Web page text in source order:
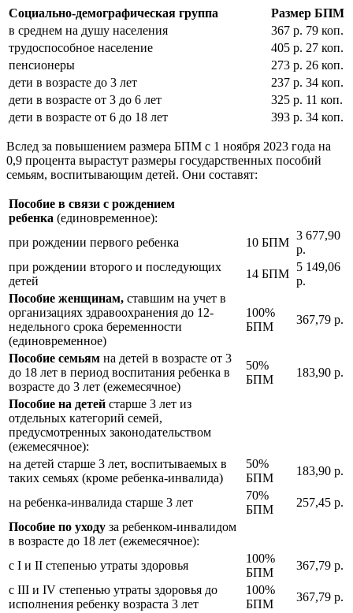
Социально-демографическая группа
Размер БПМ
в среднем на душу населения
367 р. 79 коп.
трудоспособное население
405 р. 27 коп.
пенсионеры
273 р. 26 коп.
дети в возрасте до 3 лет
237 р. 34 коп.
дети в возрасте от 3 до 6 лет
325 р. 11 коп.
дети в возрасте от 6 до 18 лет
393 р. 34 коп.
Вслед за повышением размера БПМ с 1 ноября 2023 года на
0,9 процента вырастут размеры государственных пособий
семьям, воспитывающим детей. Они составят:
Пособие в связи с рождением
ребенка (единовременное):
при рождении первого ребенка
10 БПМ
3 677,90
р.
при рождении второго и последующих
детей
14 БПМ
5 149,06
р.
Пособие женщинам, ставшим на учет в
организациях здравоохранения до 12-
недельного срока беременности
(единовременное)
100%
БПМ
367,79 р.
Пособие семьям на детей в возрасте от 3
до 18 лет в период воспитания ребенка в
возрасте до 3 лет (ежемесячное)
50%
БПМ
183,90 р.
Пособие на детей старше 3 лет из
отдельных категорий семей,
предусмотренных законодательством
(ежемесячное):
на детей старше 3 лет, воспитываемых в
таких семьях (кроме ребенка-инвалида)
50%
БПМ
183,90 р.
на ребенка-инвалида старше 3 лет
70%
БПМ
257,45 р.
Пособие по уходу за ребенком-инвалидом
в возрасте до 18 лет (ежемесячное):
с I и II степенью утраты здоровья
100%
БПМ
367,79 р.
с III и IV степенью утраты здоровья до
исполнения ребенку возраста 3 лет
100%
БПМ
367,79 р.